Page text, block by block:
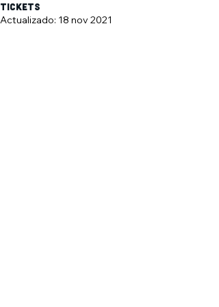
tickets
Actualizado: 18 nov 2021